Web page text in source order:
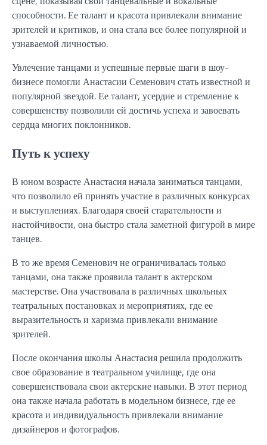
способности. Ее талант и красота привлекали внимание
зрителей и критиков, и она стала все более популярной и
узнаваемой личностью.
Увлечение танцами и успешные первые шаги в шоу-
бизнесе помогли Анастасии Семенович стать известной и
популярной звездой. Ее талант, усердие и стремление к
совершенству позволили ей достичь успеха и завоевать
сердца многих поклонников.
Путь к успеху
В юном возрасте Анастасия начала заниматься танцами,
что позволило ей принять участие в различных конкурсах
и выступлениях. Благодаря своей старательности и
настойчивости, она быстро стала заметной фигурой в мире
танцев.
В то же время Семенович не ограничивалась только
танцами, она также проявила талант в актерском
мастерстве. Она участвовала в различных школьных
театральных постановках и мероприятиях, где ее
выразительность и харизма привлекали внимание
зрителей.
После окончания школы Анастасия решила продолжить
свое образование в театральном училище, где она
совершенствовала свои актерские навыки. В этот период
она также начала работать в модельном бизнесе, где ее
красота и индивидуальность привлекали внимание
дизайнеров и фотографов.